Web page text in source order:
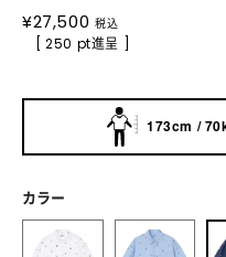
¥27,500 税込
[ 250 pt進呈 ]
173cm /
カラー